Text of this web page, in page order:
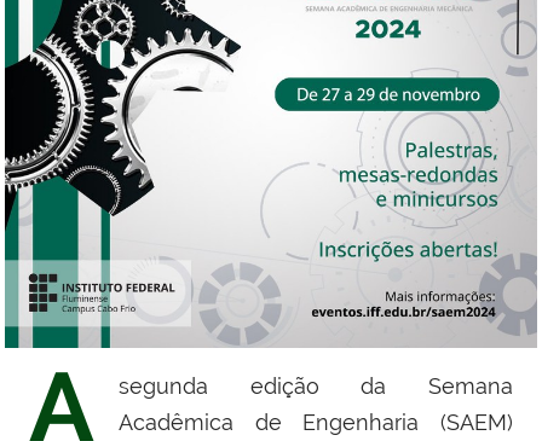
A
segunda edição da Semana
Acadêmica de Engenharia (SAEM)